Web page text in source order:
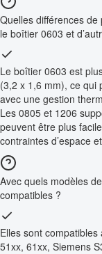
Quelles différences de
le boîtier 0603 et
Le boîtier 0603 est
(3,2 x 1,6 mm), ce qui
avec une gestion
Les 0805 et 1206
peuvent être plus
contraintes d’espace
Avec quels modèles
compatibles ?
Elles sont
51xx, 61xx, Siemens